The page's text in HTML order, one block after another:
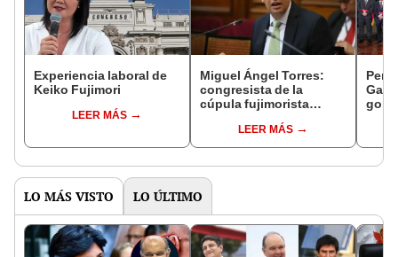
Experiencia laboral de
Keiko Fujimori
LEER MÁS
Miguel Ángel Torres:
congresista de la
cúpula fujimorista
del SenadoLEER MÁS
LO MÁS VISTO LO ÚLTIMO